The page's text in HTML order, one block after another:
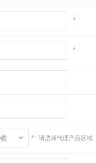
*
*
* 请选择代理产品区域